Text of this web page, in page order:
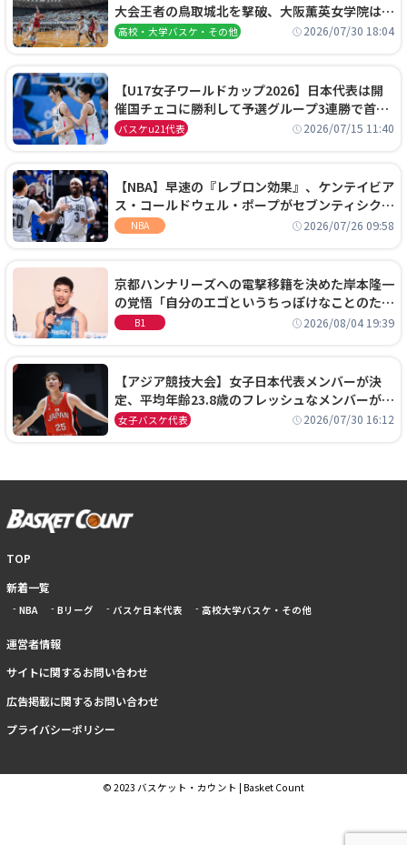
大会王者の鳥取城北を撃破、大阪薫英女学院は岐
阜女子に完勝、大会3日目試合結果
高校・大学バスケ・その他 2026/07/30 18:04
【U17女子ワールドカップ2026】日本代表は開
催国チェコに勝利して予選グループ3連勝で首位
通過！準々決勝の相手はエジプトに決定
バスケu21代表 2026/07/15 11:40
【NBA】早速の『レブロン効果』、ケンテイビア
ス・コールドウェル・ポープがセブンティシクサ
ーズに1年契約で加入
NBA 2026/07/26 09:58
京都ハンナリーズへの電撃移籍を決めた岸本隆一
の覚悟「自分のエゴというちっぽけなことのため
に、京都に来たわけではない」
B1 2026/08/04 19:39
【アジア競技大会】女子日本代表メンバーが決
定、平均年齢23.8歳のフレッシュなメンバーが日
本開催の大舞台で頂点を狙う
女子バスケ代表 2026/07/30 16:12
TOP
新着一覧
NBA Bリーグ バスケ日本代表 高校大学バスケ・その他
運営者情報
サイトに関するお問い合わせ
広告掲載に関するお問い合わせ
プライバシーポリシー
© 2023 バスケット・カウント | Basket Count